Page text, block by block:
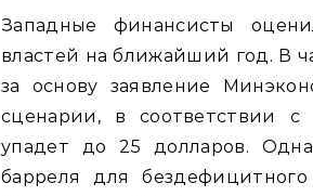
Западные финансисты
властей на ближайший год. В
за основу заявление
сценарии, в соответствии
упадет до 25 долларов.
барреля для